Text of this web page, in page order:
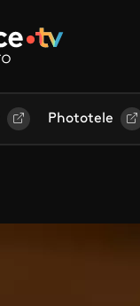
Phototele